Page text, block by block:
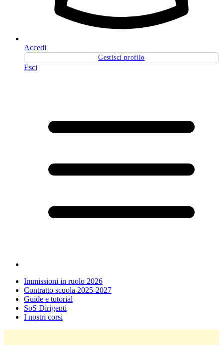
Accedi
Gestisci profilo
Esci
Immissioni in ruolo 2026
Contratto scuola 2025-2027
Guide e tutorial
SoS Dirigenti
I nostri corsi